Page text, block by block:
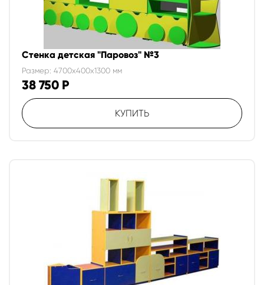
Стенка детская "Паровоз" №3
Размер: 4700x400x1300 мм
38 750 Р
КУПИТЬ